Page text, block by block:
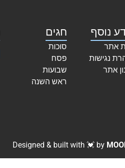
נוסף
אתר
נגישות
אתר
חגים
סוכות
פסח
שבועות
ראש השנה
Designed & built with 💓 by